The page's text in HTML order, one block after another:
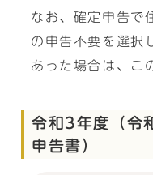
なお、確定申告で
の申告不要を選択
あった場合は、こ
令和3年度（令
申告書）